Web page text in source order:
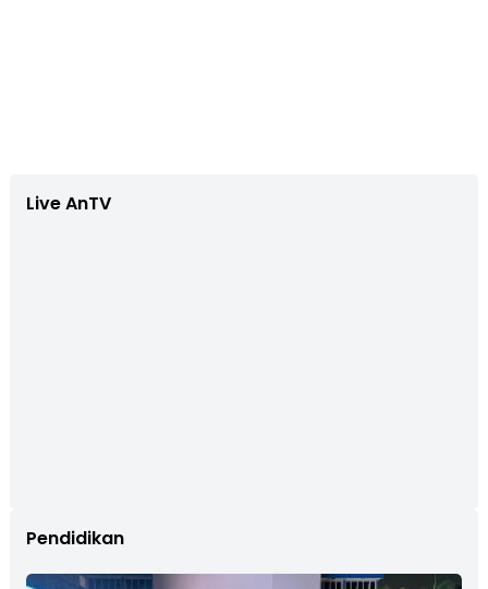
Live AnTV
Pendidikan